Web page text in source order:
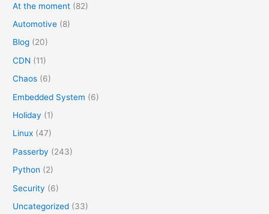
At the moment (82)
Automotive (8)
Blog (20)
CDN (11)
Chaos (6)
Embedded System (6)
Holiday (1)
Linux (47)
Passerby (243)
Python (2)
Security (6)
Uncategorized (33)